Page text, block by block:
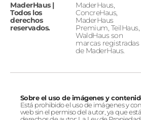
MaderHaus |
Todos los
derechos
reservados.
MaderHaus,
ConcreHaus,
MaderHaus
Premium, TeilHaus,
WaldHaus son
marcas registradas
de MaderHaus.
Sobre el uso de imágenes y
Está prohibido el uso de imágenes y
web sin el permiso del autor, ya que